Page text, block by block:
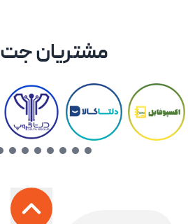
مشتریان